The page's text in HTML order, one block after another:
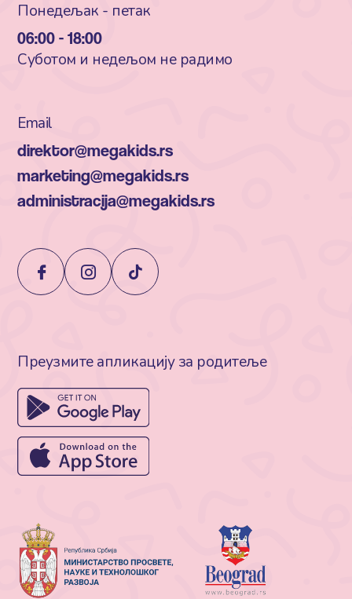
Понедељак - петак
06:00 - 18:00
Суботом и недељом не радимо
Email
direktor@megakids.rs
marketing@megakids.rs
administracija@megakids.rs
Преузмите апликацију за родитеље